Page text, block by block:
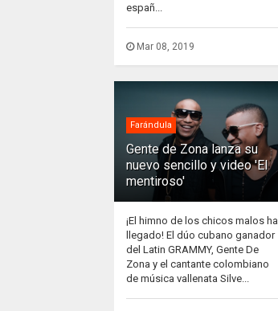
españ...
Mar 08, 2019
Farándula
Gente de Zona lanza su
nuevo sencillo y video 'El
mentiroso'
¡El himno de los chicos malos ha
llegado! El dúo cubano ganador
del Latin GRAMMY, Gente De
Zona y el cantante colombiano
de música vallenata Silve...